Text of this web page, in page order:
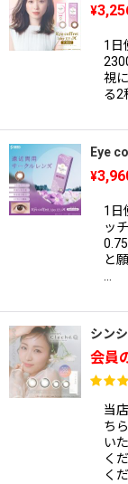
¥
1日
視
る2
Eye
¥
1日
ッ
と
シン
会員
当
ち
い
く
く